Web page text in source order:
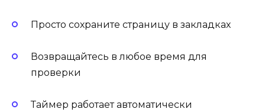
Просто сохраните страницу в закладках
Возвращайтесь в любое время для
проверки
Таймер работает автоматически